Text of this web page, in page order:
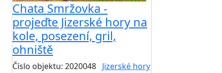
Chata Smržovka -
projeďte Jizerské hory na
kole, posezení, gril,
ohniště
Číslo objektu: 2020048 Jizerské hory